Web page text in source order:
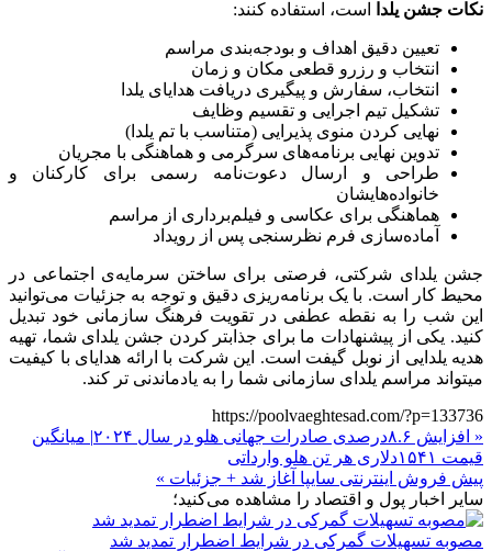
نکات جشن یلدا است، استفاده کنند:
تعیین دقیق اهداف و بودجه‌بندی مراسم
انتخاب و رزرو قطعی مکان و زمان
انتخاب، سفارش و پیگیری دریافت هدایای یلدا
تشکیل تیم اجرایی و تقسیم وظایف
نهایی کردن منوی پذیرایی (متناسب با تم یلدا)
تدوین نهایی برنامه‌های سرگرمی و هماهنگی با مجریان
طراحی و ارسال دعوت‌نامه رسمی برای کارکنان و
خانواده‌هایشان
هماهنگی برای عکاسی و فیلم‌برداری از مراسم
آماده‌سازی فرم نظرسنجی پس از رویداد
جشن یلدای شرکتی، فرصتی برای ساختن سرمایه‌ی اجتماعی در
محیط کار است. با یک برنامه‌ریزی دقیق و توجه به جزئیات می‌توانید
این شب را به نقطه عطفی در تقویت فرهنگ سازمانی خود تبدیل
کنید. یکی از پیشنهادات ما برای جذابتر کردن جشن یلدای شما، تهیه
هدیه یلدایی از نوبل گیفت است. این شرکت با ارائه هدایای با کیفیت
میتواند مراسم یلدای سازمانی شما را به یادماندنی تر کند.
https://poolvaeghtesad.com/?p=133736
« افزایش ۸.۶درصدی صادرات جهانی هلو در سال ۲۰۲۴| میانگین
قیمت ۱۵۴۱دلاری هر تن هلو وارداتی
پیش فروش اینترنتی سایپا آغاز شد + جزئیات »
سایر اخبار پول و اقتصاد را مشاهده می‌کنید؛
مصوبه تسهیلات گمرکی در شرایط اضطرار تمدید شد